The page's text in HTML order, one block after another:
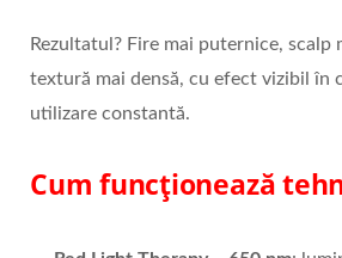
Rezultatul? Fire mai puternice, scalp
textură mai densă, cu efect vizibil în
utilizare constantă.
Cum funcționează